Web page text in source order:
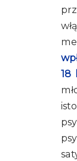
18